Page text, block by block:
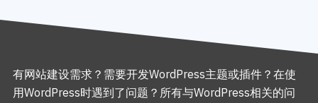
有网站建设需求？需要开发WordPress主题或插件？在使
用WordPress时遇到了问题？所有与WordPress相关的问